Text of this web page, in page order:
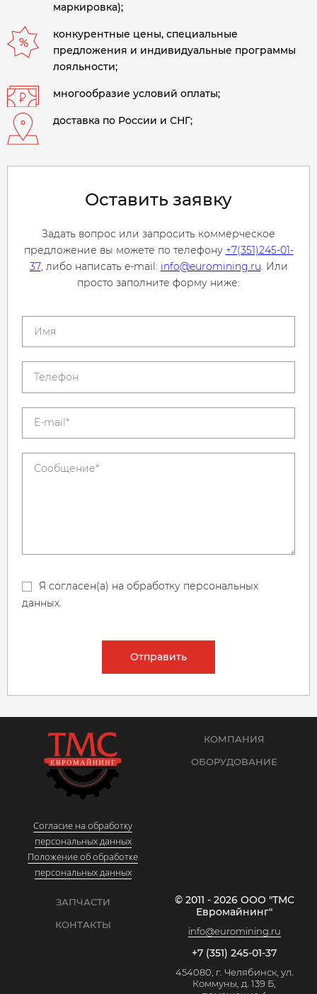
маркировка);
конкурентные цены, специальные
предложения и индивидуальные программы
лояльности;
многообразие условий оплаты;
доставка по России и СНГ;
Оставить заявку
Задать вопрос или запросить коммерческое
предложение вы можете по телефону +7(351)245-01-
37, либо написать e-mail: info@euromining.ru. Или
просто заполните форму ниже:
Я согласен(а) на обработку персональных
данных.
Отправить
Согласие на обработку
персональных данных
Положение об обработке
персональных данных
КОМПАНИЯ
ОБОРУДОВАНИЕ
ЗАПЧАСТИ
КОНТАКТЫ
© 2011 - 2026 ООО "ТМС
Евромайнинг"
info@euromining.ru
+7 (351) 245-01-37
454080, г. Челябинск, ул.
Коммуны, д. 139 Б,